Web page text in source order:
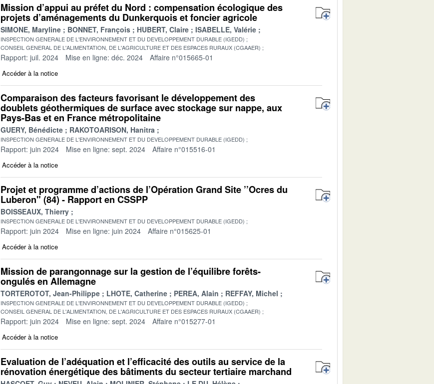
Mission d’appui au préfet du Nord : compensation écologique des
projets d’aménagements du Dunkerquois et foncier agricole
SIMONE, Maryline BONNET, François HUBERT, Claire ISABELLE, Valérie
INSPECTION GENERALE DE L'ENVIRONNEMENT ET DU DEVELOPPEMENT DURABLE (IGEDD)
CONSEIL GENERAL DE L'ALIMENTATION, DE L'AGRICULTURE ET DES ESPACES RURAUX (CGAAER)
Rapport: juil. 2024 Mise en ligne: déc. 2024 Affaire n°015665-01
Accéder à la notice
Comparaison des facteurs favorisant le développement des
doublets géothermiques de surface avec stockage sur nappe, aux
Pays-Bas et en France métropolitaine
GUERY, Bénédicte RAKOTOARISON, Hanitra
INSPECTION GENERALE DE L'ENVIRONNEMENT ET DU DEVELOPPEMENT DURABLE (IGEDD)
Rapport: juin 2024 Mise en ligne: sept. 2024 Affaire n°015516-01
Accéder à la notice
Projet et programme d’actions de l’Opération Grand Site ’’Ocres du
Luberon" (84) - Rapport en CSSPP
BOISSEAUX, Thierry
INSPECTION GENERALE DE L'ENVIRONNEMENT ET DU DEVELOPPEMENT DURABLE (IGEDD)
Rapport: juin 2024 Mise en ligne: juin 2024 Affaire n°015625-01
Accéder à la notice
Mission de parangonnage sur la gestion de l’équilibre forêts-
ongulés en Allemagne
TORTEROTOT, Jean-Philippe LHOTE, Catherine PEREA, Alain REFFAY, Michel
INSPECTION GENERALE DE L'ENVIRONNEMENT ET DU DEVELOPPEMENT DURABLE (IGEDD)
CONSEIL GENERAL DE L'ALIMENTATION, DE L'AGRICULTURE ET DES ESPACES RURAUX (CGAAER)
Rapport: juin 2024 Mise en ligne: sept. 2024 Affaire n°015277-01
Accéder à la notice
Evaluation de l’adéquation et l’efficacité des outils au service de la
rénovation énergétique des bâtiments du secteur tertiaire marchand